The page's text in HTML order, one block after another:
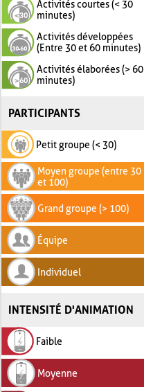
Activités courtes (< 30
minutes)
Activités développées
(Entre 30 et 60 minutes)
Activités élaborées (> 60
minutes)
PARTICIPANTS
Petit groupe (< 30)
Moyen groupe (entre 30
et 100)
Grand groupe (> 100)
Équipe
Individuel
INTENSITÉ D'ANIMATION
Faible
Moyenne